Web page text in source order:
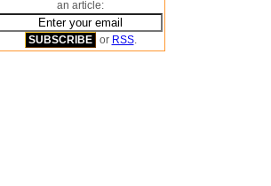
an article:
or RSS.